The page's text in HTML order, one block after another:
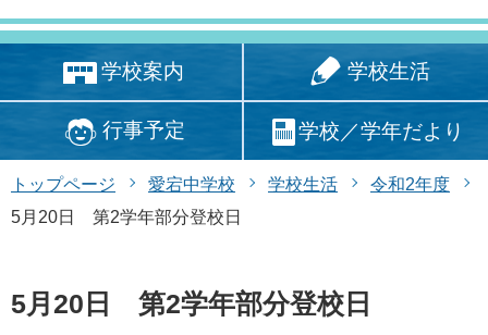
学校案内 学校生活
行事予定 学校／学年だより
トップページ 愛宕中学校 学校生活
令和2年度
5月20日 第2学年部分登校日
5月20日 第2学年部分登校日